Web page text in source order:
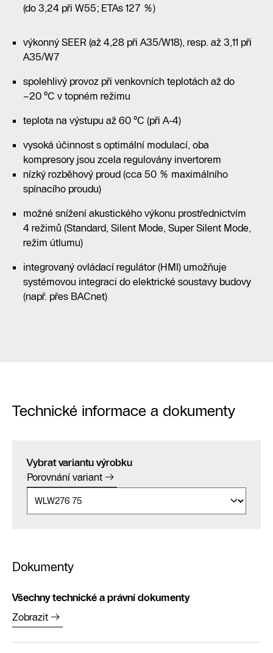
(do 3,24 při W55; ETAs 127 %)
výkonný SEER (až 4,28 při A35/W18), resp. až 3,11 při
A35/W7
spolehlivý provoz při venkovních teplotách až do
−20 °C v topném režimu
teplota na výstupu až 60 °C (při A-4)
vysoká účinnost s optimální modulací, oba
kompresory jsou zcela regulovány invertorem
nízký rozběhový proud (cca 50 % maximálního
spínacího proudu)
možné snížení akustického výkonu prostřednictvím
4 režimů (Standard, Silent Mode, Super Silent Mode,
režim útlumu)
integrovaný ovládací regulátor (HMI) umožňuje
systémovou integraci do elektrické soustavy budovy
(např. přes BACnet)
Technické informace a dokumenty
Vybrat variantu výrobku
Porovnání variant
Dokumenty
Všechny technické a právní dokumenty
Zobrazit